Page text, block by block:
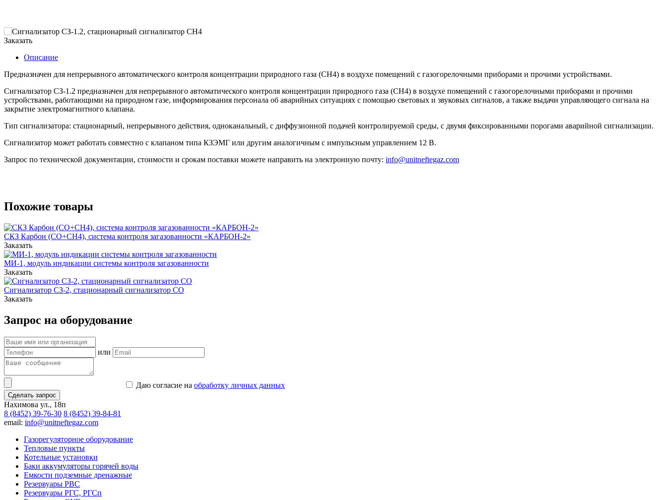
Заказать
Описание
Предназначен для непрерывного автоматического контроля концентрации природного газа (СН4) в воздухе помещений с газогорелочными приборами и прочими устройствами.
Сигнализатор СЗ-1.2 предназначен для непрерывного автоматического контроля концентрации природного газа (СН4) в воздухе помещений с газогорелочными приборами и прочими
устройствами, работающими на природном газе, информирования персонала об аварийных ситуациях с помощью световых и звуковых сигналов, а также выдачи управляющего сигнала на
закрытие электромагнитного клапана.
Тип сигнализатора: стационарный, непрерывного действия, одноканальный, с диффузионной подачей контролируемой среды, с двумя фиксированными порогами аварийной сигнализации.
Сигнализатор может работать совместно с клапаном типа КЗЭМГ или другим аналогичным с импульсным управлением 12 В.
Запрос по технической документации, стоимости и срокам поставки можете направить на электронную почту: info@unitneftegaz.com
Похожие товары
СКЗ Карбон (СО+CH4), система контроля загазованности «КАРБОН-2»
Заказать
МИ-1, модуль индикации системы контроля загазованности
Заказать
Сигнализатор СЗ-2, стационарный сигнализатор CO
Заказать
Запрос на оборудование
или
Даю согласие на обработку личных данных
Сделать запрос
Нахимова ул., 18п
8 (8452) 39-76-30 8 (8452) 39-84-81
email: info@unitneftegaz.com
Газорегуляторное оборудование
Тепловые пункты
Котельные установки
Баки аккумуляторы горячей воды
Емкости подземные дренажные
Резервуары РВС
Резервуары РГС, РГСп